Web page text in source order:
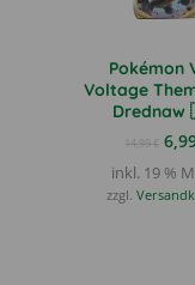
Pokémon
Voltage
14,99€
inkl. 19 %
zzgl.